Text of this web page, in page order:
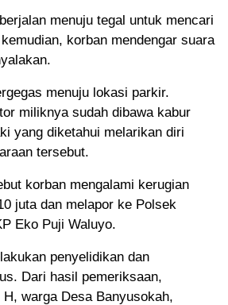
menuju tegal untuk mencari
korban mendengar suara
menuju lokasi parkir.
miliknya sudah dibawa kabur
yang diketahui melarikan diri
tersebut.
korban mengalami kerugian
juta dan melapor ke Polsek
Eko Puji Waluyo.
penyelidikan dan
Dari hasil pemeriksaan,
warga Desa Banyusokah,